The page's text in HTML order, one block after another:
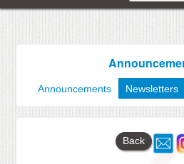
Announcements Newsletters
Back